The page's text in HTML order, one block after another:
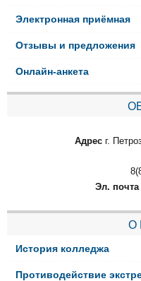
Электронная приёмная
Отзывы и предложения
Онлайн-анкета
Адрес г.
Эл. почта
О
История колледжа
Противодействие